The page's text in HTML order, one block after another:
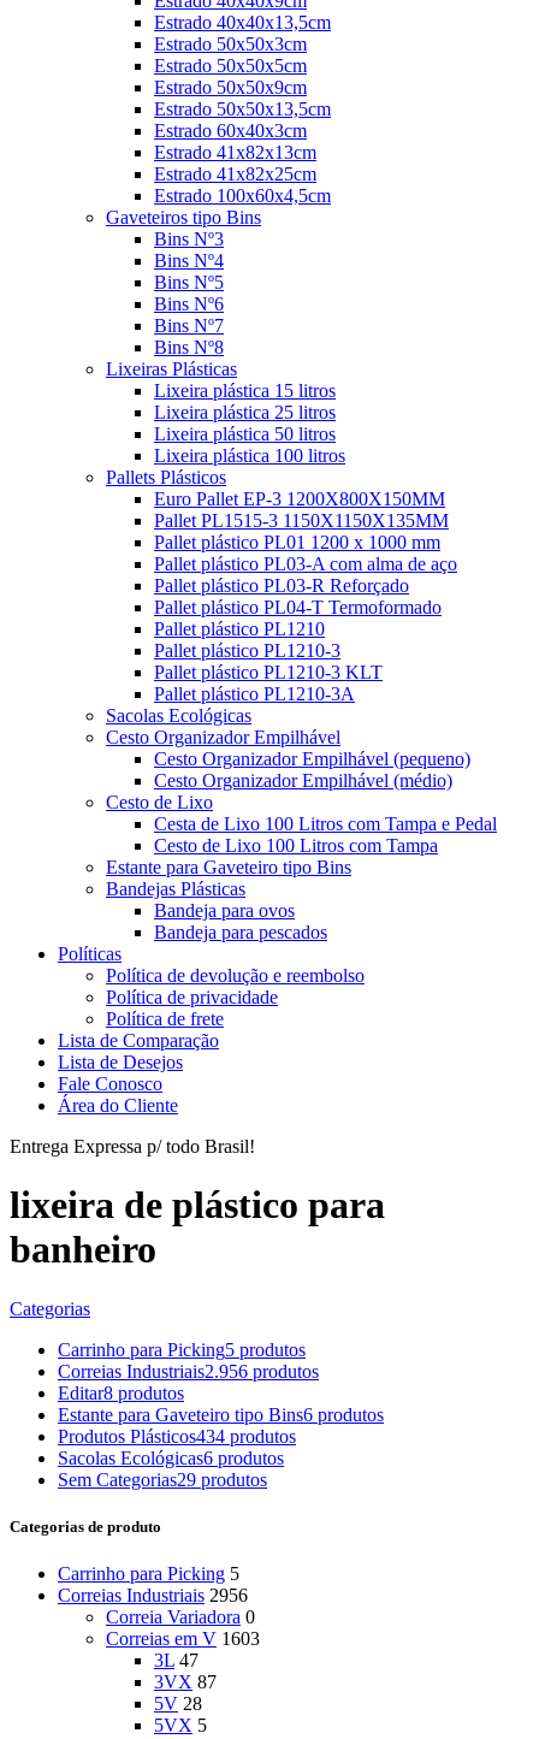
Estrado 40x40x13,5cm
Estrado 50x50x3cm
Estrado 50x50x5cm
Estrado 50x50x9cm
Estrado 50x50x13,5cm
Estrado 60x40x3cm
Estrado 41x82x13cm
Estrado 41x82x25cm
Estrado 100x60x4,5cm
Gaveteiros tipo Bins
Bins Nº3
Bins Nº4
Bins Nº5
Bins Nº6
Bins Nº7
Bins Nº8
Lixeiras Plásticas
Lixeira plástica 15 litros
Lixeira plástica 25 litros
Lixeira plástica 50 litros
Lixeira plástica 100 litros
Pallets Plásticos
Euro Pallet EP-3 1200X800X150MM
Pallet PL1515-3 1150X1150X135MM
Pallet plástico PL01 1200 x 1000 mm
Pallet plástico PL03-A com alma de aço
Pallet plástico PL03-R Reforçado
Pallet plástico PL04-T Termoformado
Pallet plástico PL1210
Pallet plástico PL1210-3
Pallet plástico PL1210-3 KLT
Pallet plástico PL1210-3A
Sacolas Ecológicas
Cesto Organizador Empilhável
Cesto Organizador Empilhável (pequeno)
Cesto Organizador Empilhável (médio)
Cesto de Lixo
Cesta de Lixo 100 Litros com Tampa e Pedal
Cesto de Lixo 100 Litros com Tampa
Estante para Gaveteiro tipo Bins
Bandejas Plásticas
Bandeja para ovos
Bandeja para pescados
Políticas
Política de devolução e reembolso
Política de privacidade
Política de frete
Lista de Comparação
Lista de Desejos
Fale Conosco
Área do Cliente
Entrega Expressa p/ todo Brasil!
lixeira de plástico para
banheiro
Categorias
Carrinho para Picking5 produtos
Correias Industriais2.956 produtos
Editar8 produtos
Estante para Gaveteiro tipo Bins6 produtos
Produtos Plásticos434 produtos
Sacolas Ecológicas6 produtos
Sem Categorias29 produtos
Categorias de produto
Carrinho para Picking 5
Correias Industriais 2956
Correia Variadora 0
Correias em V 1603
3L 47
3VX 87
5V 28
5VX 5